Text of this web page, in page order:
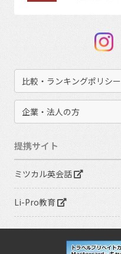
比較・ランキングポリシー
企業・法人の方
提携サイト
ミツカル英会話
Li-Pro教育